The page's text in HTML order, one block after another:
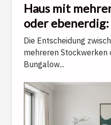
Haus mit
oder
die richtige
Die Entscheidung
mehreren Stockwerken
Bungalow...